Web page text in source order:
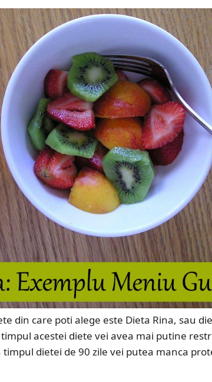
din care poti alege este Dieta Rina, sau
acestei diete vei avea mai putine
dietei de 90 zile vei putea manca